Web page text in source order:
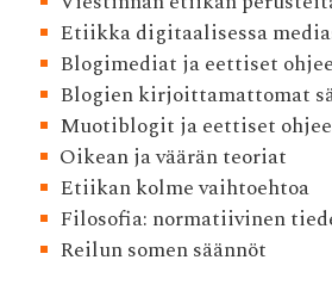
Etiikka digitaalisessa
Blogimediat ja eettiset
Blogien kirjoittamattomat
Muotiblogit ja eettiset
Oikean ja väärän teoriat
Etiikan kolme vaihtoehtoa
Filosofia: normatiivinen
Reilun somen säännöt